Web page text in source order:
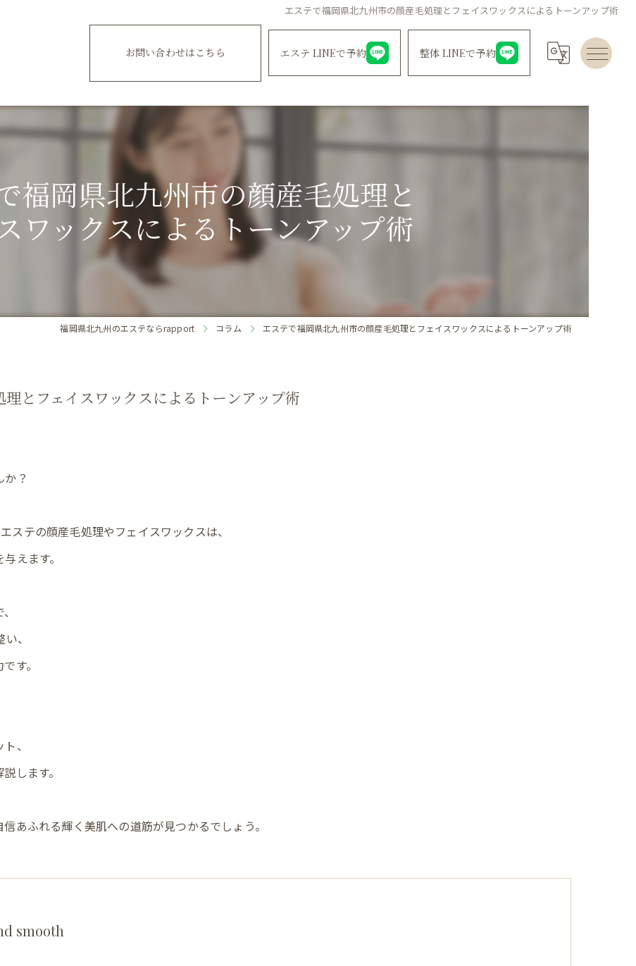
エステで福岡県北九州市の顔産毛処理とフェイスワックスによるトーンアップ術
お問い合わせはこちら エステ LINEで予約 整体 LINEで予約
福岡県北九州市の顔産毛処理と
ワックスによるトーンアップ術
福岡県北九州のエステならrapport コラム エステで福岡県北九州市の顔産毛処理とフェイスワックスによるトーンアップ術
とフェイスワックスによるトーンアップ術
？
テの顔産毛処理やフェイスワックスは、
えます。
、
す。
、
します。
あふれる輝く美肌への道筋が見つかるでしょう。
smooth